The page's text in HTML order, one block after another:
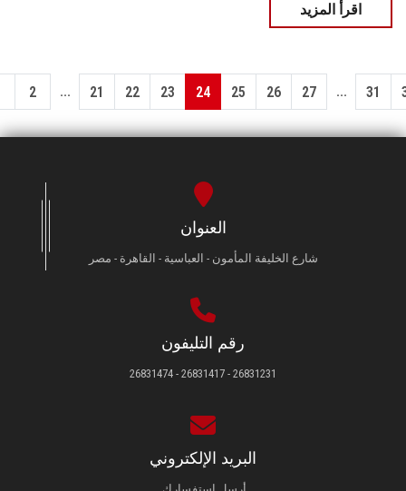
اقرأ المزيد
2 ... 21 22 23 24 25 26 27 ... 31
العنوان
شارع الخليفة المأمون - العباسية - القاهرة - مصر
رقم التليفون
26831231 - 26831417 - 26831474
البريد الإلكتروني